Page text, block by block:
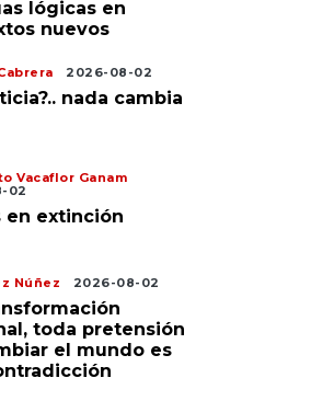
lógicas en
nuevos
2026-08-02
nada cambia
Vacaflor Ganam
02
en extinción
Núñez 2026-08-02
toda pretensión
el mundo es